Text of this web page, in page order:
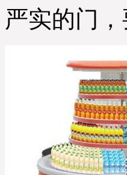
严实的门，